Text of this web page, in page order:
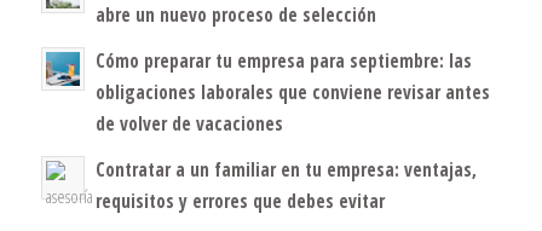
abre un nuevo proceso de selección
Cómo preparar tu empresa para septiembre: las
obligaciones laborales que conviene revisar antes
de volver de vacaciones
Contratar a un familiar en tu empresa: ventajas,
requisitos y errores que debes evitar